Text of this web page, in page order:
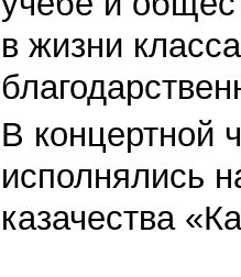
в жизни
В концертной
исполнялись
казачества